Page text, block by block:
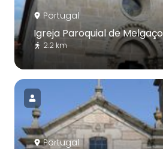
Portugal
Igreja Paroquial de Melgaço
2.2 km
Portugal